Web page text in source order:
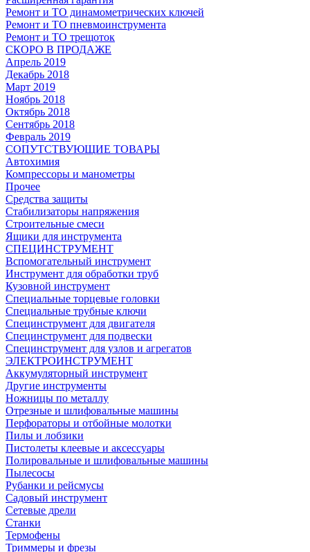
Ремонт и ТО динамометрических ключей
Ремонт и ТО пневмоинструмента
Ремонт и ТО трещоток
СКОРО В ПРОДАЖЕ
Апрель 2019
Декабрь 2018
Март 2019
Ноябрь 2018
Октябрь 2018
Сентябрь 2018
Февраль 2019
СОПУТСТВУЮЩИЕ ТОВАРЫ
Автохимия
Компрессоры и манометры
Прочее
Средства защиты
Стабилизаторы напряжения
Строительные смеси
Ящики для инструмента
СПЕЦИНСТРУМЕНТ
Вспомогательный инструмент
Инструмент для обработки труб
Кузовной инструмент
Специальные торцевые головки
Специальные трубные ключи
Специнструмент для двигателя
Специнструмент для подвески
Специнструмент для узлов и агрегатов
ЭЛЕКТРОИНСТРУМЕНТ
Аккумуляторный инструмент
Другие инструменты
Ножницы по металлу
Отрезные и шлифовальные машины
Перфораторы и отбойные молотки
Пилы и лобзики
Пистолеты клеевые и аксессуары
Полировальные и шлифовальные машины
Пылесосы
Рубанки и рейсмусы
Садовый инструмент
Сетевые дрели
Станки
Термофены
Триммеры и фрезы